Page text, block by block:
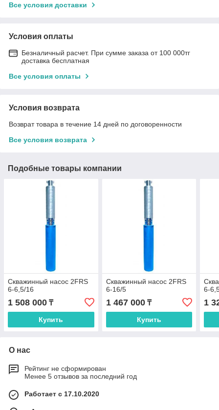
Все условия доставки
Условия оплаты
Безналичный расчет. При сумме заказа от 100 000тг
доставка бесплатная
Все условия оплаты
Условия возврата
Возврат товара в течение 14 дней по договоренности
Все условия возврата
Подобные товары компании
Скважинный насос 2FRS
6-6,5/16
1 508 000 ₸
Купить
Скважинный насос 2FRS
6-16/5
1 467 000₸
Купить
6-
1
О нас
Рейтинг не сформирован
Менее 5 отзывов за последний год
Работает с 17.10.2020